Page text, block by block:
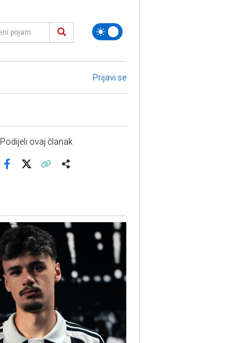
Prijavi se
Podijeli ovaj članak